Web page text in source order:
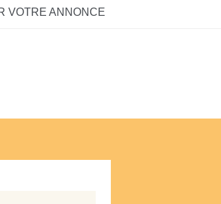
VOTRE ANNONCE